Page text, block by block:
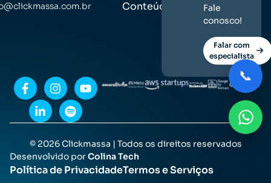
📞
Conteúdos
Fale
conosco!
Falar com
especialista
© 2026 Clickmassa | Todos os direitos reservados
Desenvolvido porColina Tech
Política de PrivacidadeTermos e Serviços